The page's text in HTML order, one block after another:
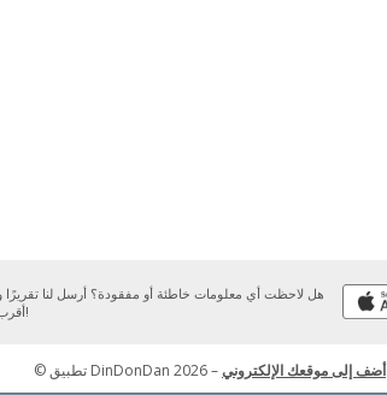
هل لاحظت أي معلومات خاطئة أو مفقودة؟ أرسل لنا
أقرب وقت ممكن!
© تطبيق DinDonDan 2026–أضف إلى موقعك الإلكتروني